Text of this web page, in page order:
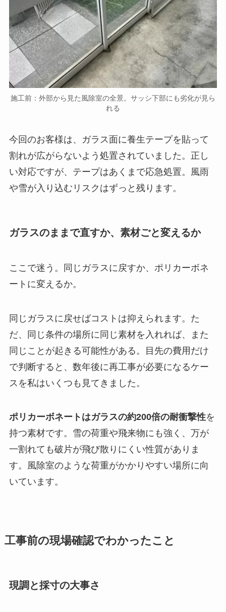
施工前：外部から見た風除室の全景。サッシ下部にも劣化が見ら
れる
今回のお客様は、ガラス面に養生テープを貼って
割れが広がらないよう処置されていました。正し
い対応ですが、テープはあくまで応急処置。風雨
や雪が入り込むリスクはずっと残ります。
ガラスのままで直すか、素材ごと変えるか
ここで迷う。同じガラスに戻すか、ポリカーボネ
ートに変えるか。
同じガラスに戻せばコストは抑えられます。た
だ、同じ条件の場所に同じ素材を入れれば、また
同じことが起きる可能性がある。目先の費用だけ
で判断すると、数年後に再工事が必要になるケー
スを私はいくつも見てきました。
ポリカーボネートはガラスの約200倍の耐衝撃性を
持つ素材です。雪の荷重や飛来物にも強く、万が
一割れても破片が飛び散りにくい性質がありま
す。風除室のような荷重がかかりやすい場所に向
いています。
工事前の現場確認でわかったこと
現調と採寸の大事さ